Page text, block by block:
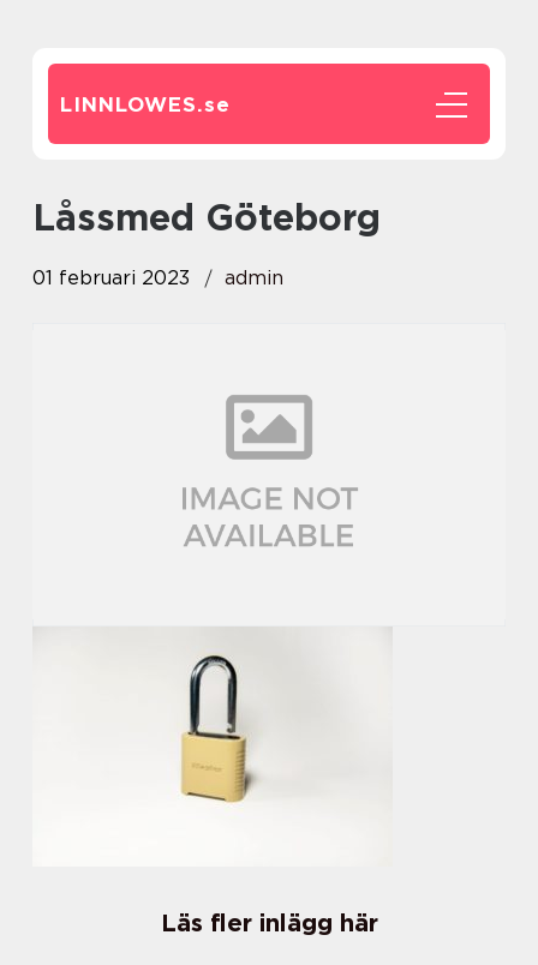
LINNLOWES.se
Låssmed Göteborg
01 februari 2023 admin
Läs fler inlägg här